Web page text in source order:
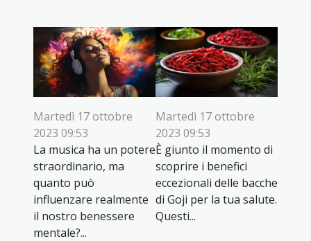
Martedì 17 ottobre
2023 09:53
La musica ha un potere
straordinario, ma
quanto può
influenzare realmente
il nostro benessere
mentale?...
Martedì 17 ottobre
2023 09:53
È giunto il momento di
scoprire i benefici
eccezionali delle bacche
di Goji per la tua salute.
Questi...